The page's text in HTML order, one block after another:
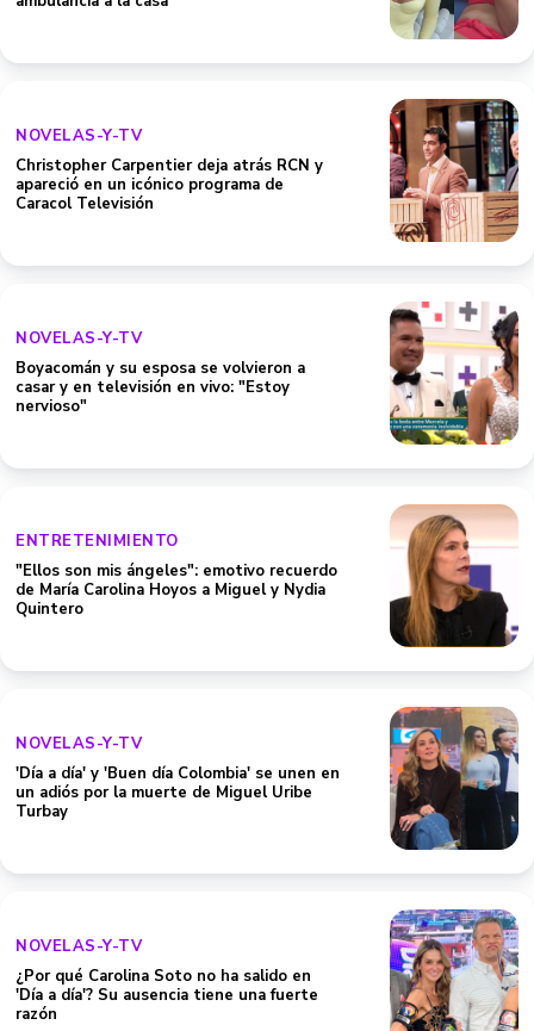
NOVELAS-Y-TV
Christopher Carpentier deja atrás RCN y
apareció en un icónico programa de
Caracol Televisión
NOVELAS-Y-TV
Boyacomán y su esposa se volvieron a
casar y en televisión en vivo: "Estoy
nervioso"
ENTRETENIMIENTO
"Ellos son mis ángeles": emotivo recuerdo
de María Carolina Hoyos a Miguel y Nydia
Quintero
NOVELAS-Y-TV
'Día a día' y 'Buen día Colombia' se unen en
un adiós por la muerte de Miguel Uribe
Turbay
NOVELAS-Y-TV
¿Por qué Carolina Soto no ha salido en
'Día a día'? Su ausencia tiene una fuerte
razón